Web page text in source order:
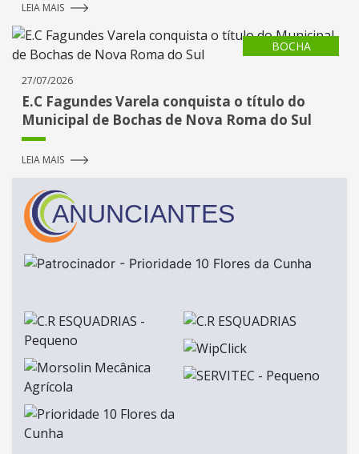
LEIA MAIS
BOCHA
27/07/2026
E.C Fagundes Varela conquista o título do
Municipal de Bochas de Nova Roma do Sul
LEIA MAIS
ANUNCIANTES